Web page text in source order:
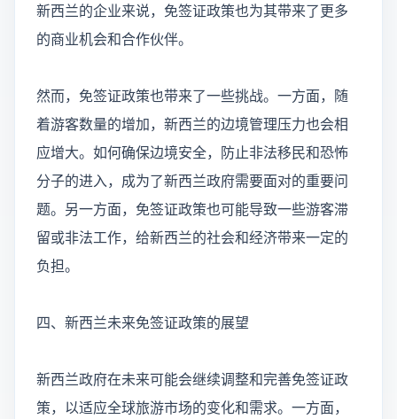
新西兰的企业来说，免签证政策也为其带来了更多
的商业机会和合作伙伴。
然而，免签证政策也带来了一些挑战。一方面，随
着游客数量的增加，新西兰的边境管理压力也会相
应增大。如何确保边境安全，防止非法移民和恐怖
分子的进入，成为了新西兰政府需要面对的重要问
题。另一方面，免签证政策也可能导致一些游客滞
留或非法工作，给新西兰的社会和经济带来一定的
负担。
四、新西兰未来免签证政策的展望
新西兰政府在未来可能会继续调整和完善免签证政
策，以适应全球旅游市场的变化和需求。一方面，